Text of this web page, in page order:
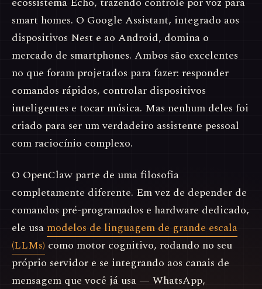
smart homes. O Google Assistant, integrado aos
dispositivos Nest e ao Android, domina o
mercado de smartphones. Ambos são excelentes
no que foram projetados para fazer: responder
comandos rápidos, controlar dispositivos
inteligentes e tocar música. Mas nenhum deles foi
criado para ser um verdadeiro assistente pessoal
com raciocínio complexo.
O OpenClaw parte de uma filosofia
completamente diferente. Em vez de depender de
comandos pré-programados e hardware dedicado,
ele usa modelos de linguagem de grande escala
(LLMs) como motor cognitivo, rodando no seu
próprio servidor e se integrando aos canais de
mensagem que você já usa — WhatsApp,